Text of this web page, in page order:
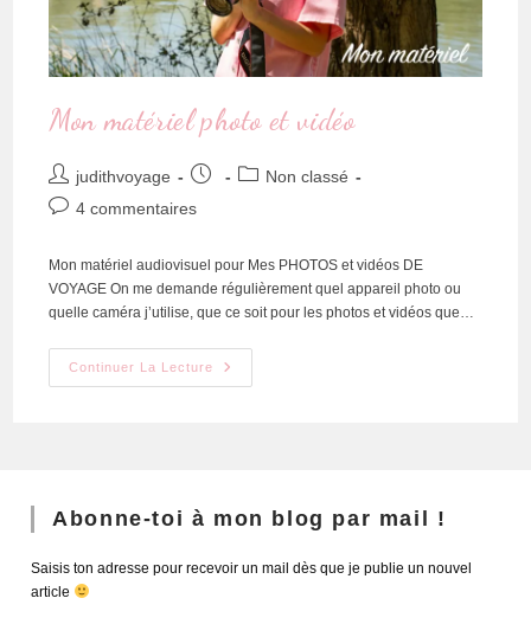
Mon matériel photo et vidéo
judithvoyage
Non classé
4 commentaires
Mon matériel audiovisuel pour Mes PHOTOS et vidéos DE
VOYAGE On me demande régulièrement quel appareil photo ou
quelle caméra j’utilise, que ce soit pour les photos et vidéos que…
Continuer La Lecture
Abonne-toi à mon blog par mail !
Saisis ton adresse pour recevoir un mail dès que je publie un nouvel
article